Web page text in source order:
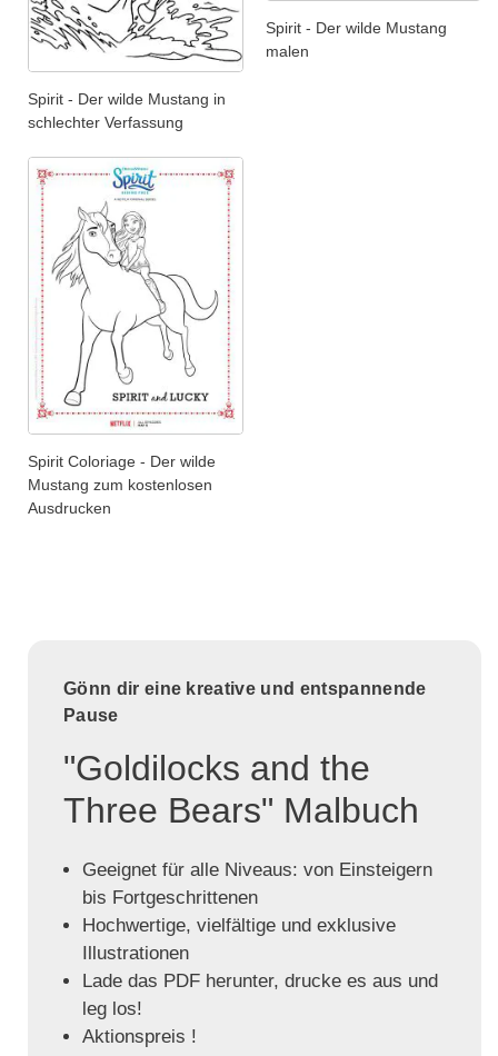
Spirit - Der wilde Mustang in
schlechter Verfassung
Spirit - Der wilde Mustang
malen
Spirit Coloriage - Der wilde
Mustang zum kostenlosen
Ausdrucken
Gönn dir eine kreative und entspannende
Pause
"Goldilocks and the
Three Bears" Malbuch
Geeignet für alle Niveaus: von Einsteigern
bis Fortgeschrittenen
Hochwertige, vielfältige und exklusive
Illustrationen
Lade das PDF herunter, drucke es aus und
leg los!
Aktionspreis !